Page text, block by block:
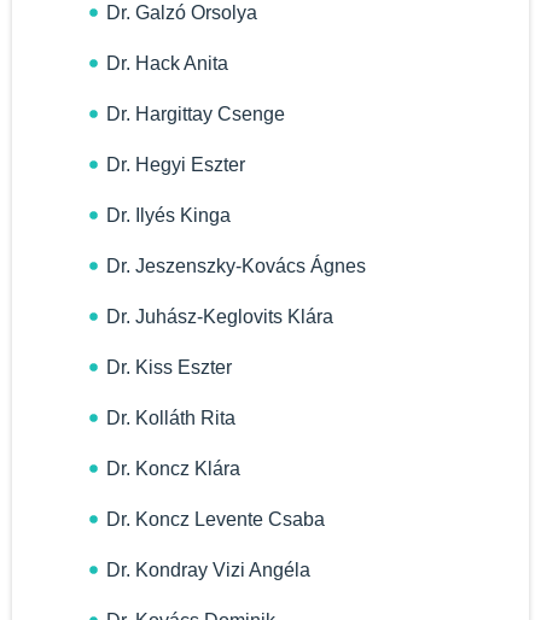
Dr. Galzó Orsolya
Dr. Hack Anita
Dr. Hargittay Csenge
Dr. Hegyi Eszter
Dr. Ilyés Kinga
Dr. Jeszenszky-Kovács Ágnes
Dr. Juhász-Keglovits Klára
Dr. Kiss Eszter
Dr. Kolláth Rita
Dr. Koncz Klára
Dr. Koncz Levente Csaba
Dr. Kondray Vizi Angéla